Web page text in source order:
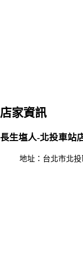
店家資訊
長生塩人-北投車站
地址：台北市北